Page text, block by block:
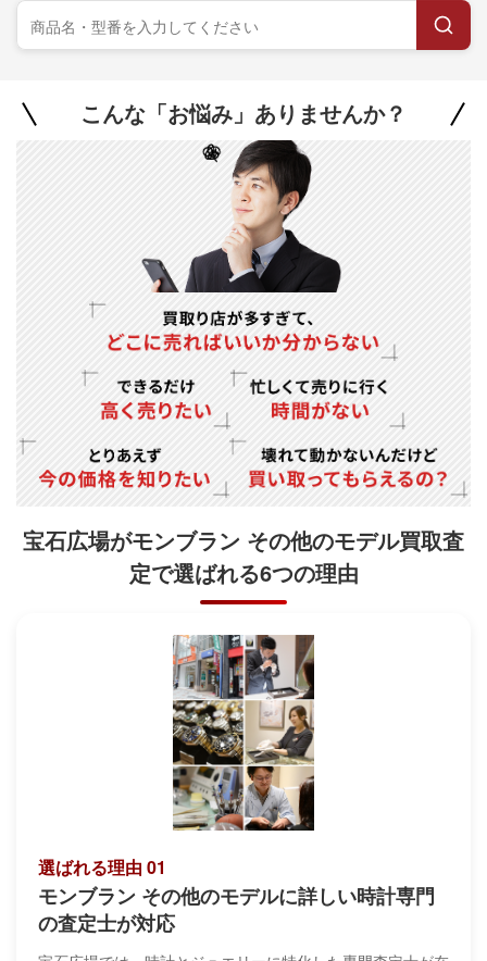
こんな「お悩み」ありませんか？
宝石広場がモンブラン その他のモデル買取査
定で選ばれる6つの理由
選ばれる理由 01
モンブラン その他のモデルに詳しい時計専門
の査定士が対応